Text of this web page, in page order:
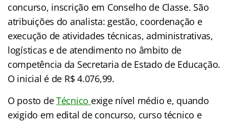
concurso, inscrição em Conselho de Classe. São
atribuições do analista: gestão, coordenação e
execução de atividades técnicas, administrativas,
logísticas e de atendimento no âmbito de
competência da Secretaria de Estado de Educação.
O inicial é de R$ 4.076,99.
O posto deTécnico exige nível médio e, quando
exigido em edital de concurso, curso técnico e